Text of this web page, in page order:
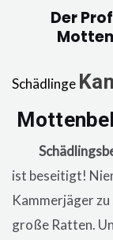
Der
Schädlinge
ist beseitigt!
Kammerjäger
große Ratten.